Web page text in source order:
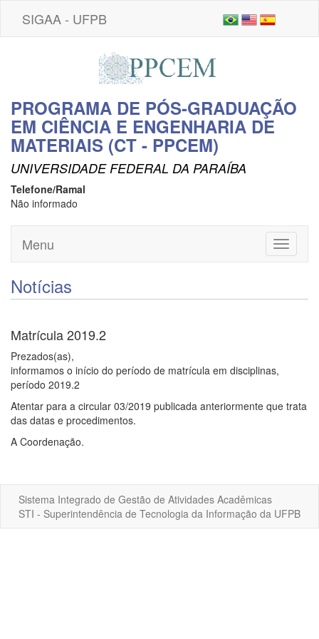
SIGAA - UFPB
PROGRAMA DE PÓS-GRADUAÇÃO
EM CIÊNCIA E ENGENHARIA DE
MATERIAIS (CT - PPCEM)
UNIVERSIDADE FEDERAL DA PARAÍBA
Telefone/Ramal
Não informado
Toggle
Menu
Notícias
Matrícula 2019.2
Prezados(as),
informamos o início do período de matrícula em disciplinas,
período 2019.2
Atentar para a circular 03/2019 publicada anteriormente que trata
das datas e procedimentos.
A Coordenação.
Sistema Integrado de Gestão de Atividades Acadêmicas
STI - Superintendência de Tecnologia da Informação da UFPB